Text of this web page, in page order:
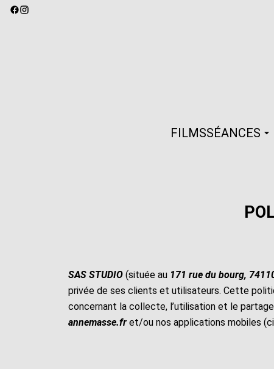
FILMSSÉANCES
SAS STUDIO (située au 171 rue du bourg,
privée de ses clients et utilisateurs. Cette
concernant la collecte, l’utilisation et le
annemasse.fr et/ou nos applications mobiles